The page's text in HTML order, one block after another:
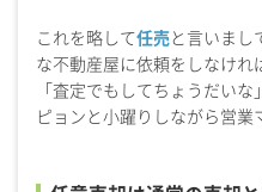
これを略して任売と言いまし
な不動産屋に依頼をしなけ
「査定でもしてちょうだい
ピョンと小躍りしながら営業